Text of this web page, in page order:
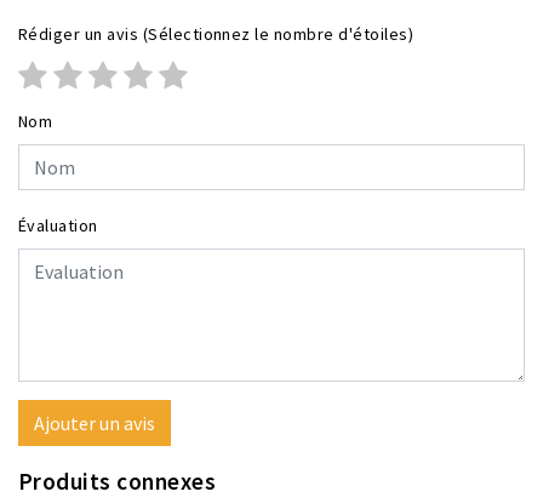
Rédiger un avis (Sélectionnez le nombre d'étoiles)
Nom
Évaluation
Ajouter un avis
Produits connexes